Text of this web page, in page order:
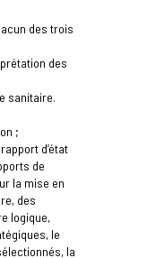
des trois
des
sanitaire.
;
d’état
de
la mise en
des
logique,
le
la